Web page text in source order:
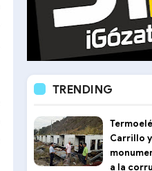
TRENDING
Carrillo
a la